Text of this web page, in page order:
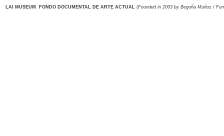
LAI MUSEUM . FONDO DOCUMENTAL DE ARTE ACTUAL (Founded in 2003 by Begoña Muñoz /